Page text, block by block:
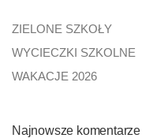
ZIELONE SZKOŁY
WYCIECZKI SZKOLNE
WAKACJE 2026
Najnowsze komentarze